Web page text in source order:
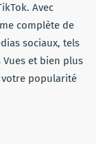
Avec
complète de
sociaux, tels
Vues et bien plus
popularité